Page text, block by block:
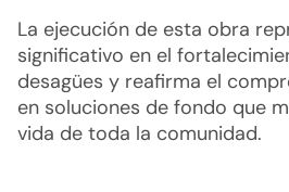
La ejecución de esta obra
significativo en el
desagües y reafirma el
en soluciones de fondo que
vida de toda la comunidad.